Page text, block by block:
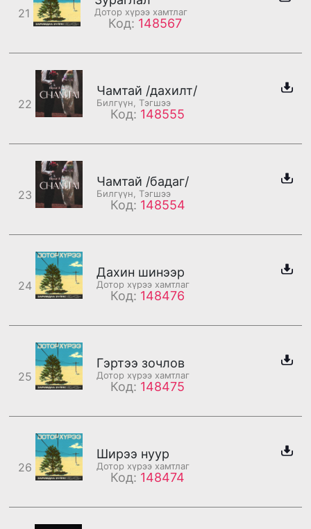
21 Дотор хүрээ хамтлаг
Код: 148567
22
Чамтай /дахилт/
Билгүүн, Тэгшээ
Код: 148555
23
Чамтай /бадаг/
Билгүүн, Тэгшээ
Код: 148554
24
Дахин шинээр
Дотор хүрээ хамтлаг
Код: 148476
25
Гэртээ зочлов
Дотор хүрээ хамтлаг
Код: 148475
26
Ширээ нуур
Дотор хүрээ хамтлаг
Код: 148474